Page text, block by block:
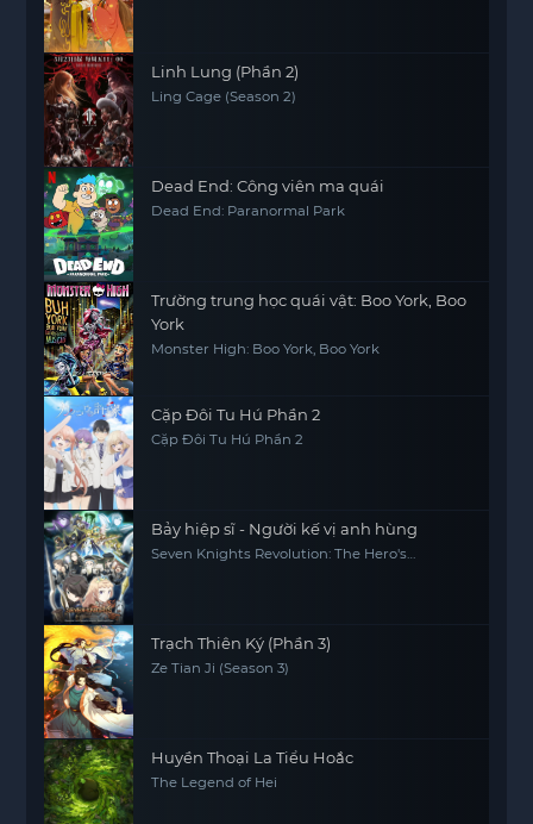
Linh Lung (Phần 2)
Ling Cage (Season 2)
Dead End: Công viên ma quái
Dead End: Paranormal Park
Trường trung học quái vật: Boo York, Boo
York
Monster High: Boo York, Boo York
Cặp Đôi Tu Hú Phần 2
Cặp Đôi Tu Hú Phần 2
Bảy hiệp sĩ - Người kế vị anh hùng
Seven Knights Revolution: The Hero's
Trạch Thiên Ký (Phần 3)
Ze Tian Ji (Season 3)
Huyền Thoại La Tiểu Hoắc
The Legend of Hei